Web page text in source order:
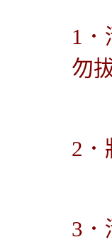
1．
勿
2．
3．